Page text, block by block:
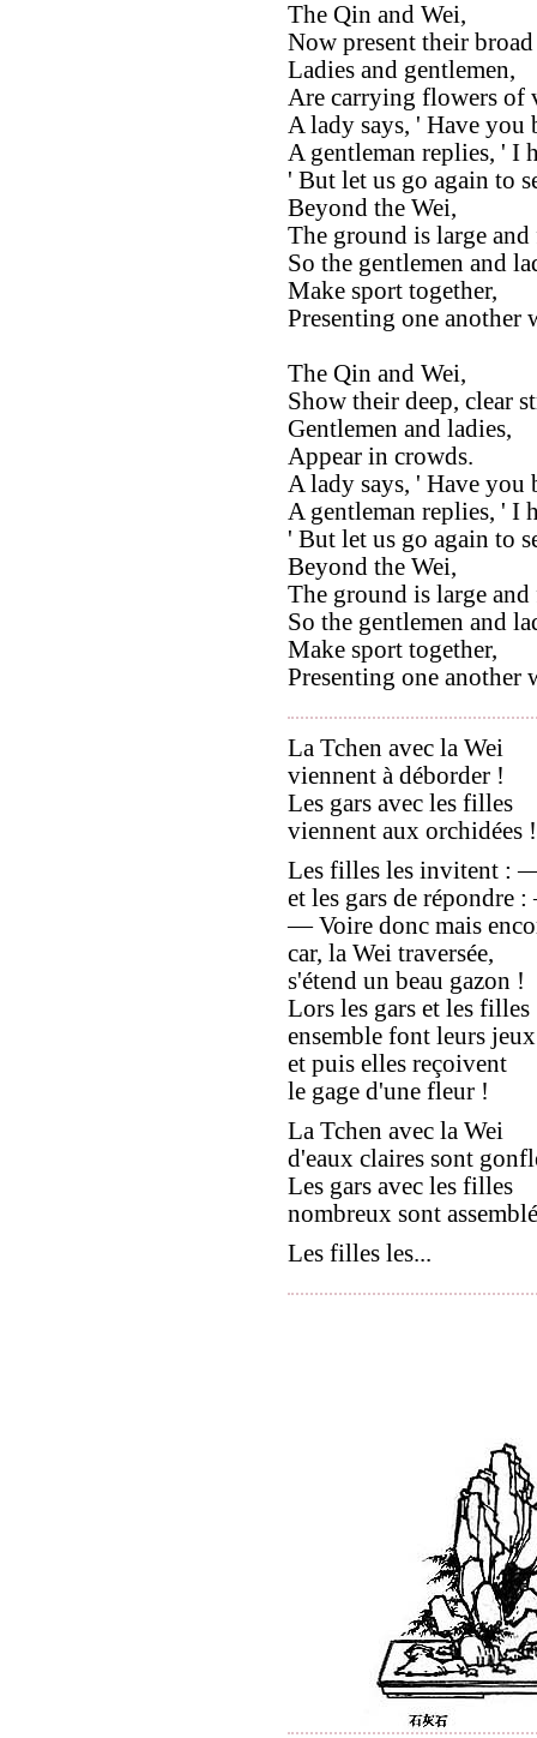
The Qin and Wei,
Now present their broad
Ladies and gentlemen,
Are carrying flowers of
A lady says, ' Have you
A gentleman replies, ' I
' But let us go again to
Beyond the Wei,
The ground is large
So the gentlemen and
Make sport together,
Presenting one another
The Qin and Wei,
Show their deep, clear
Gentlemen and ladies,
Appear in crowds.
A lady says, ' Have you
A gentleman replies, ' I
' But let us go again to
Beyond the Wei,
The ground is large
So the gentlemen and
Make sport together,
Presenting one another
La Tchen avec la Wei
viennent à déborder !
Les gars avec les filles
viennent aux orchidées !
Les filles les invitent :
et les gars de répondre
— Voire donc mais
car, la Wei traversée,
s'étend un beau gazon !
Lors les gars et les filles
ensemble font leurs
et puis elles reçoivent
le gage d'une fleur !
La Tchen avec la Wei
d'eaux claires sont
Les gars avec les filles
nombreux sont
Les filles les...